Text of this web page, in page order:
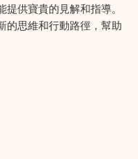
供寶貴的見解和指導。
的思維和行動路徑，幫助